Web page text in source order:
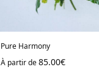
Pure Harmony
À partir de85.00€